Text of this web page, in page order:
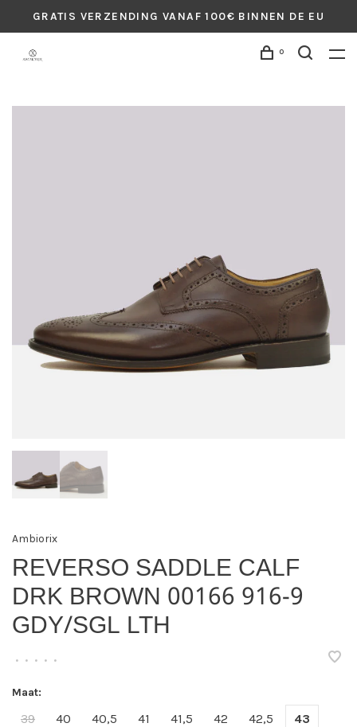
GRATIS VERZENDING VANAF 100€ BINNEN DE EU
0
Ambiorix
REVERSO SADDLE CALF
DRK BROWN 00166 916-9
GDY/SGL LTH
• • • • •
Maat:
39 40 40,5 41 41,5 42 42,5
43